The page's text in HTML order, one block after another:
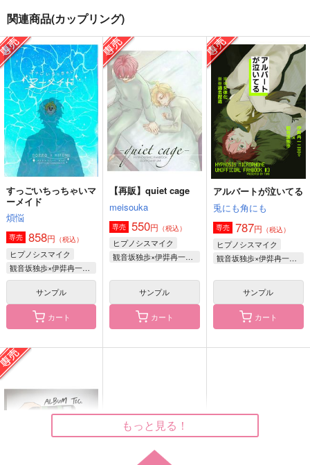
阿吽
ポッポコーン
858円（税込）
伊弉冉一二三×観音坂独歩
サンプル
作品詳細
aiaiiou
GOZOUROPPU
315 （税込）
伊弉冉一二三×観音坂独歩
サンプル
作品詳細
手短に、編む。
iCY MiLK LAKE
157円（税込）
伊弉冉一二三×観音坂独歩
サンプル
作品詳細
宵の太陽
どぶろく村
サンプル
ごめんね
サンプル
作品詳細
花火のあとも あなた
サンプル
関連商品(カップリング)
すっごいちっちゃいマ
ーメイド
煩悩
専売 858円 （税込）
ヒプノシスマイク
観音坂独歩×伊弉冉一二三
サンプル
カート
【再販】quiet cage
meisouka
専売 550円 （税込）
ヒプノシスマイク
観音坂独歩×伊弉冉一二三
サンプル
カート
アルバートが泣いてる
兎にも角にも
専売 787円 （税込）
ヒプノシスマイク
観音坂独歩×伊弉冉一二三
サンプル
カート
もっと見る！